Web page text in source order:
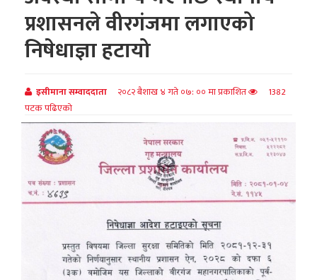
प्रशासनले वीरगंजमा लगाएको
निषेधाज्ञा हटायो
इसीमाना सम्वाददाता २०८२ बैशाख ४ गते ०७: ०० मा प्रकाशित
1382
पटक पढिएको